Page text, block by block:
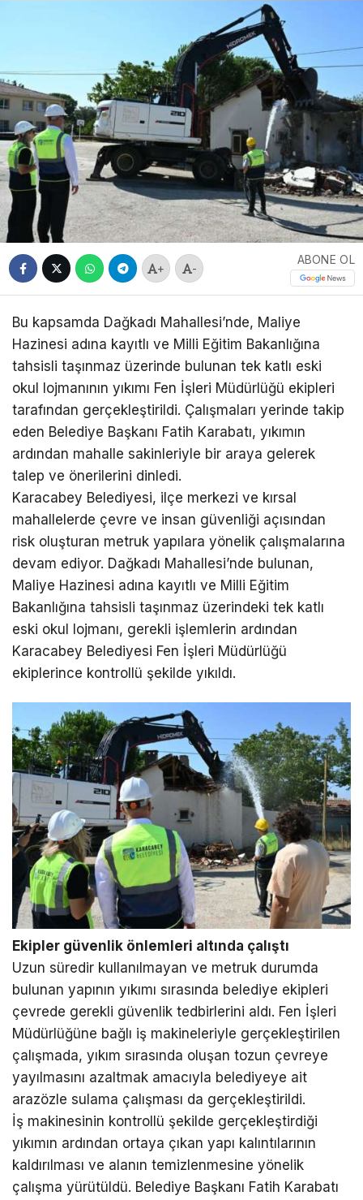
+ -
ABONE OL
Bu kapsamda Dağkadı Mahallesi’nde, Maliye
Hazinesi adına kayıtlı ve Milli Eğitim Bakanlığına
tahsisli taşınmaz üzerinde bulunan tek katlı eski
okul lojmanının yıkımı Fen İşleri Müdürlüğü ekipleri
tarafından gerçekleştirildi. Çalışmaları yerinde takip
eden Belediye Başkanı Fatih Karabatı, yıkımın
ardından mahalle sakinleriyle bir araya gelerek
talep ve önerilerini dinledi.
Karacabey Belediyesi, ilçe merkezi ve kırsal
mahallelerde çevre ve insan güvenliği açısından
risk oluşturan metruk yapılara yönelik çalışmalarına
devam ediyor. Dağkadı Mahallesi’nde bulunan,
Maliye Hazinesi adına kayıtlı ve Milli Eğitim
Bakanlığına tahsisli taşınmaz üzerindeki tek katlı
eski okul lojmanı, gerekli işlemlerin ardından
Karacabey Belediyesi Fen İşleri Müdürlüğü
ekiplerince kontrollü şekilde yıkıldı.
Ekipler güvenlik önlemleri altında çalıştı
Uzun süredir kullanılmayan ve metruk durumda
bulunan yapının yıkımı sırasında belediye ekipleri
çevrede gerekli güvenlik tedbirlerini aldı. Fen İşleri
Müdürlüğüne bağlı iş makineleriyle gerçekleştirilen
çalışmada, yıkım sırasında oluşan tozun çevreye
yayılmasını azaltmak amacıyla belediyeye ait
arazözle sulama çalışması da gerçekleştirildi.
İş makinesinin kontrollü şekilde gerçekleştirdiği
yıkımın ardından ortaya çıkan yapı kalıntılarının
kaldırılması ve alanın temizlenmesine yönelik
çalışma yürütüldü. Belediye Başkanı Fatih Karabatı